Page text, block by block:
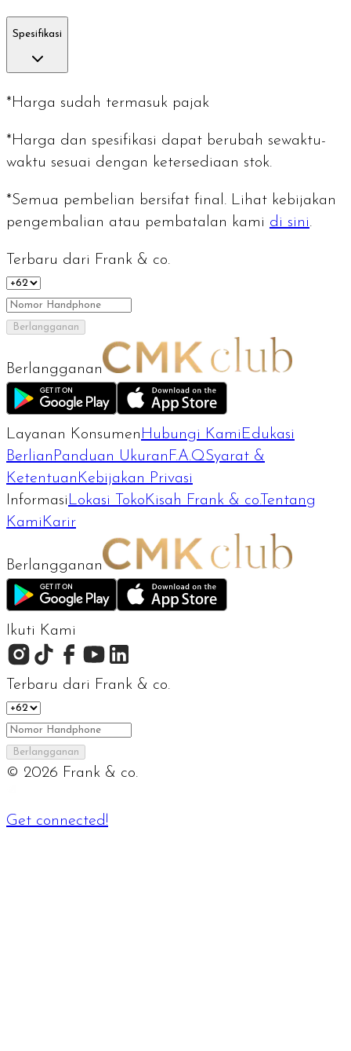
Spesifikasi
*Harga sudah termasuk pajak
*Harga dan spesifikasi dapat berubah sewaktu-
waktu sesuai dengan ketersediaan stok.
*Semua pembelian bersifat final. Lihat kebijakan
pengembalian atau pembatalan kami di sini.
Terbaru dari Frank & co.
Berlangganan
Berlangganan
Layanan Konsumen Hubungi Kami Edukasi
Berlian Panduan Ukuran F.A.QSyarat &
Ketentuan Kebijakan Privasi
Informasi Lokasi Toko Kisah Frank & co.Tentang
Kami Karir
Berlangganan
Ikuti Kami
Terbaru dari Frank & co.
Berlangganan
© 2026 Frank & co.
Get connected!